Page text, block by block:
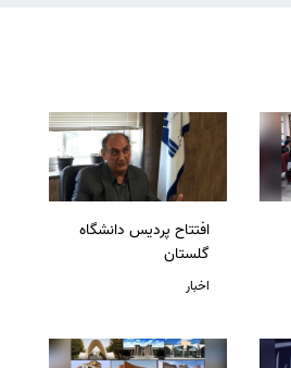
افتتاح پردیس دانشگاه
گلستان
اخبار